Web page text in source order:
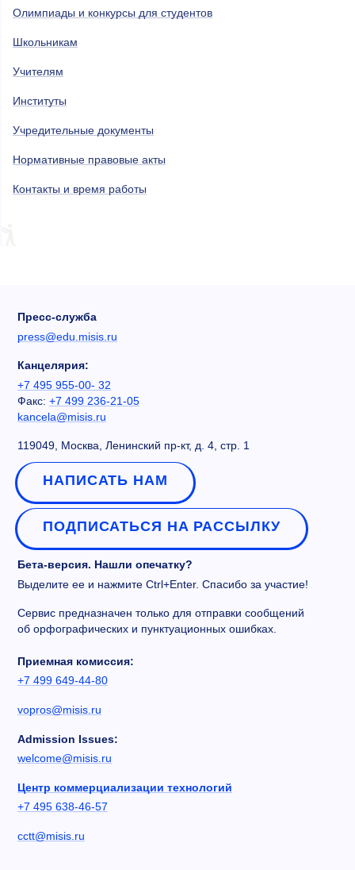
Олимпиады и конкурсы для студентов
Школьникам
Учителям
Институты
Учредительные документы
Нормативные правовые акты
Контакты и время работы
Пресс-служба
press@edu.misis.ru
Канцелярия:
+7 495 955-00- 32
Факс: +7 499 236-21-05
kancela@misis.ru
119049, Москва, Ленинский пр-кт, д. 4, стр. 1
НАПИСАТЬ НАМ
ПОДПИСАТЬСЯ НА РАССЫЛКУ
Бета-версия. Нашли опечатку?
Выделите ее и нажмите Ctrl+Enter. Спасибо за участие!
Сервис предназначен только для отправки сообщений
об орфографических и пунктуационных ошибках.
Приемная комиссия:
+7 499 649-44-80
vopros@misis.ru
Admission Issues:
welcome@misis.ru
Центр коммерциализации технологий
+7 495 638-46-57
cctt@misis.ru